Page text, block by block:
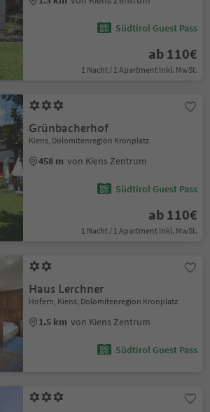
Südtirol Guest Pass
ab 110€
1 Nacht / 1 Apartment Inkl. MwSt.
Grünbacherhof
Kiens, Dolomitenregion Kronplatz
458 m von Kiens Zentrum
Südtirol Guest Pass
ab 110€
1 Nacht / 1 Apartment Inkl. MwSt.
Haus Lerchner
Hofern, Kiens, Dolomitenregion Kronplatz
1.5 km von Kiens Zentrum
Südtirol Guest Pass